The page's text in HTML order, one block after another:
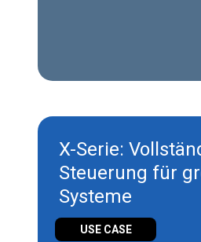
X-Serie:
Steuerung für
Systeme
USE CASE